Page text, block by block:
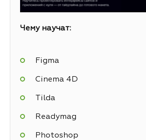
Чему научат:
Figma
Cinema 4D
Tilda
Readymag
Photoshop